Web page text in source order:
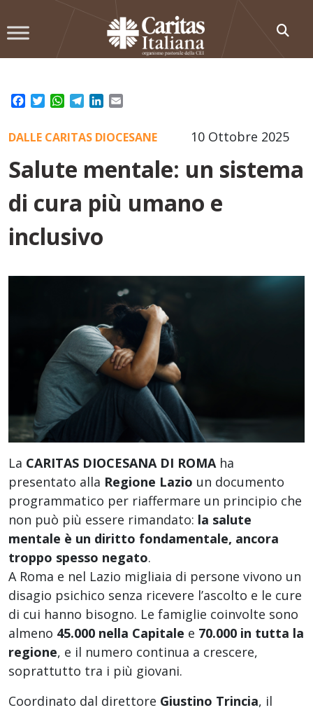
to
Facebook
TwitterWhatsApp
TelegramLinkedIn
10 Ottobre 2025
DALLE CARITAS DIOCESANE
Salute mentale: un sistema
di cura più umano e
inclusivo
La CARITAS DIOCESANA DI ROMA ha
presentato alla Regione Lazio un documento
programmatico per riaffermare un principio che
non può più essere rimandato: la salute
mentale è un diritto fondamentale, ancora
troppo spesso negato.
A Roma e nel Lazio migliaia di persone vivono un
disagio psichico senza ricevere l’ascolto e le cure
di cui hanno bisogno. Le famiglie coinvolte sono
almeno 45.000 nella Capitale e 70.000 in tutta la
regione, e il numero continua a crescere,
soprattutto tra i più giovani.
Coordinato dal direttore Giustino Trincia, il